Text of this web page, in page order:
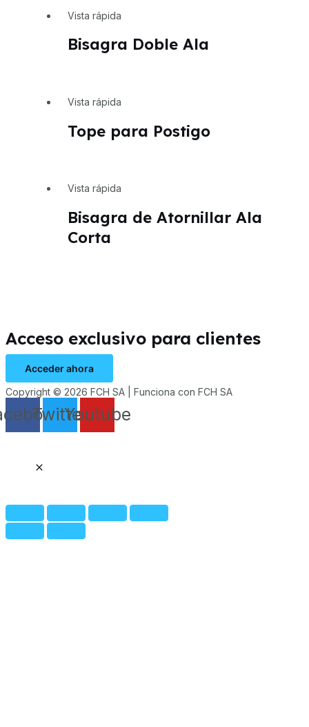
Vista rápida
Bisagra Doble Ala
Vista rápida
Tope para Postigo
Vista rápida
Bisagra de Atornillar Ala
Corta
Acceso exclusivo para clientes
Acceder ahora
Copyright © 2026 FCH SA | Funciona con FCH SA
TwitterYoutube